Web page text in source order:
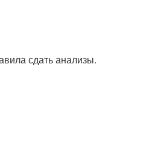
сдать анализы.